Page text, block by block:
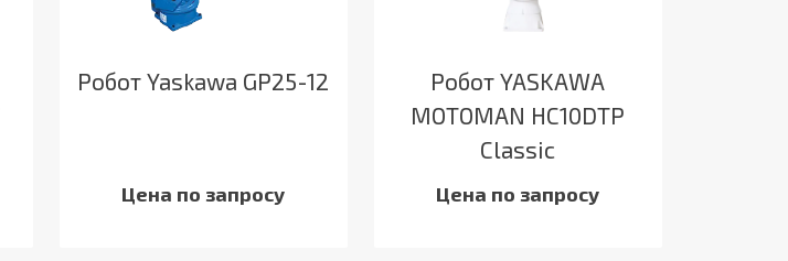
Робот Yaskawa GP25-12
Цена по запросу
Робот YASKAWA
MOTOMAN HC10DTP
Classic
Цена по запросу